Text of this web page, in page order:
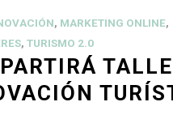
, MARKETING ONLINE,
, TURISMO 2.0